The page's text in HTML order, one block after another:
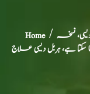
Home/ نسخہ
ہے، ہربل دیسی علاج